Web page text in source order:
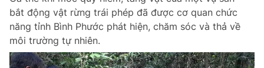
bắt động vật rừng trái phép đã được cơ quan chức
năng tỉnh Bình Phước phát hiện, chăm sóc và thả về
môi trường tự nhiên.